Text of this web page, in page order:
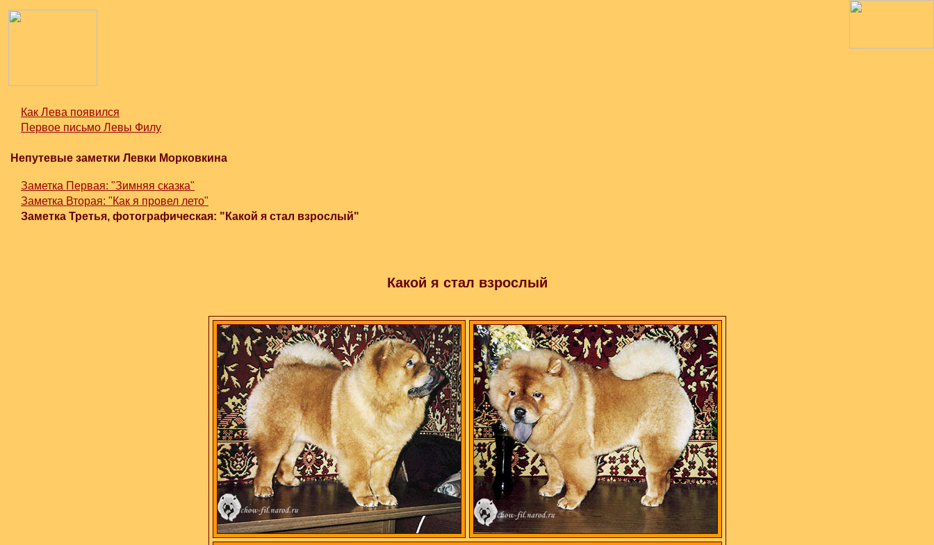
Как Лева появился
Первое письмо Левы Филу
Непутевые заметки Левки Морковкина
Заметка Первая: "Зимняя сказка"
Заметка Вторая: "Как я провел лето"
Заметка Третья, фотографическая: "Какой я стал взрослый"
Какой я стал взрослый